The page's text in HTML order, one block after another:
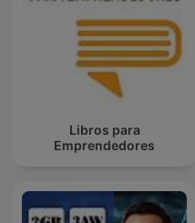
Libros para
Emprendedores